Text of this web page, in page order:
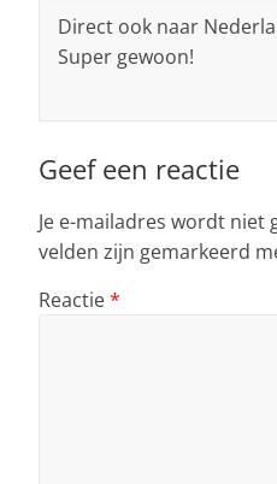
Direct ook naar
Super gewoon!
Geef een reactie
Je e-mailadres wordt niet
velden zijn gemarkeerd
Reactie*